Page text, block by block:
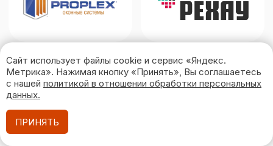
Сайт использует файлы cookie и сервис «Яндекс.
Метрика». Нажимая кнопку «Принять», Вы соглашаетесь
с нашей политикой в отношении обработки персональных
данных.
ПРИНЯТЬ